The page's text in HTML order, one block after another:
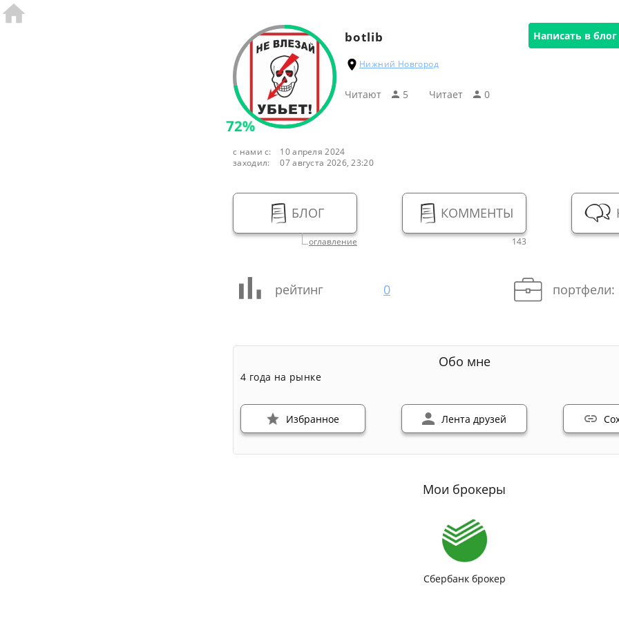
72%
botlib
Нижний Новгород
Читают 5 Читаeт 0
Написать в блог
с нами с:
10 апреля 2024
заходил:
07 августа 2026, 23:20
БЛОГ
оглавление
КОММЕНТЫ
143
рейтинг 0 портфели:
Обо мне
4 года на рынке
Избранное Лента друзей
Мои брокеры
Сбербанк брокер